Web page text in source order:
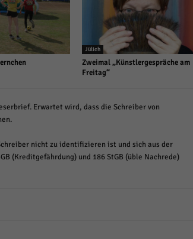
Jülich
Zweimal „Künstlergespräche am
Freitag“
Erwartet wird, dass die Schreiber von
nicht zu identifizieren ist und sich aus der
(Kreditgefährdung) und 186 StGB (üble Nachrede)